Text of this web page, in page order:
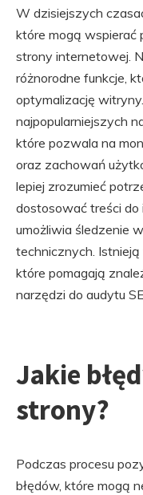
W dzisiejszych
które mogą wspierać
strony internetowej.
różnorodne funkcje,
optymalizację
najpopularniejszych
które pozwala na
oraz zachowań
lepiej zrozumieć
dostosować treści do
umożliwia śledzenie
technicznych.
które pomagają
narzędzi do audytu
Jakie
strony?
Podczas procesu
błędów, które mogą